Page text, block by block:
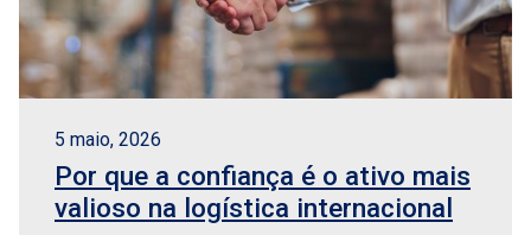
5 maio, 2026
Por que a confiança é o ativo mais
valioso na logística internacional